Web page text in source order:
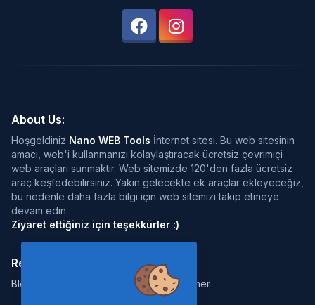
About Us:
Hoşgeldiniz Nano WEB Tools İnternet sitesi. Bu web sitesinin
amacı, web'i kullanmanızı kolaylaştıracak ücretsiz çevrimiçi
web araçları sunmaktır. Web sitemizde 120'den fazla ücretsiz
araç keşfedebilirsiniz. Yakın gelecekte ek araçlar ekleyeceğiz,
bu nedenle daha fazla bilgi için web sitemizi takip etmeye
devam edin.
Ziyaret ettiğiniz için teşekkürler :)
Resources:
Blog
Legal:
Disclaimer